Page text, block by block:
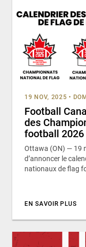
19 NOV, 2025 •
Football
des
football 2026
Ottawa (ON) — 19
d’annoncer le
nationaux de flag
EN SAVOIR PLUS